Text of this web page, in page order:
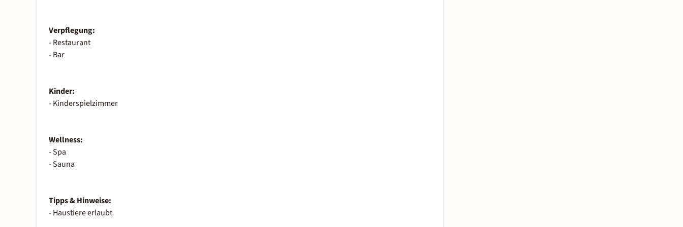
Verpflegung:
- Restaurant
- Bar
Kinder:
- Kinderspielzimmer
Wellness:
- Spa
- Sauna
Tipps & Hinweise:
- Haustiere erlaubt